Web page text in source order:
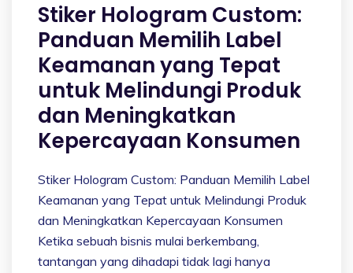
Stiker Hologram Custom:
Panduan Memilih Label
Keamanan yang Tepat
untuk Melindungi Produk
dan Meningkatkan
Kepercayaan Konsumen
Stiker Hologram Custom: Panduan Memilih Label
Keamanan yang Tepat untuk Melindungi Produk
dan Meningkatkan Kepercayaan Konsumen
Ketika sebuah bisnis mulai berkembang,
tantangan yang dihadapi tidak lagi hanya